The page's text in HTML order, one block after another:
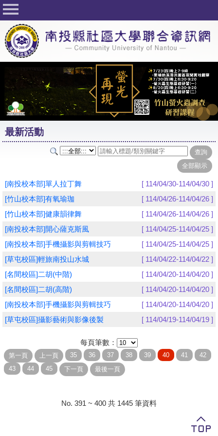
回首頁
關於社大
公佈欄
行事曆
最新活動
活動花絮
課程一覽表
志工與社團
友站連結
網路選課
學員專區
教師專區
評委專區
最新活動
[南投校本部]單人拉丁舞
[ 114/04/30-114/04/30 ]
[竹山校本部]有氧瑜珈
[ 114/04/26-114/04/26 ]
[竹山校本部]健康韻律舞
[ 114/04/26-114/04/26 ]
[南投校本部]開心薩克斯風
[ 114/04/25-114/04/25 ]
[南投校本部]手機攝影與剪輯技巧
[ 114/04/25-114/04/25 ]
[草屯校區]輕旅南投山水城
[ 114/04/22-114/04/22 ]
[名間校區]二胡(中階)
[ 114/04/20-114/04/20 ]
[名間校區]二胡(高階)
[ 114/04/20-114/04/20 ]
[南投校本部]手機攝影與剪輯技巧
[ 114/04/20-114/04/20 ]
[草屯校區]攝影藝術與影像後製
[ 114/04/19-114/04/19 ]
每頁筆數：
No. 391 ~ 400 共 1445 筆資料